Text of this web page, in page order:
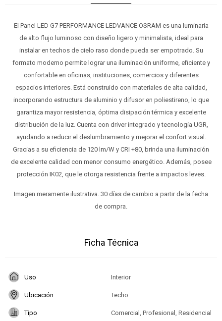
El Panel LED G7 PERFORMANCE LEDVANCE OSRAM es una luminaria
de alto flujo luminoso con diseño ligero y minimalista, ideal para
instalar en techos de cielo raso donde pueda ser empotrado. Su
formato moderno permite lograr una iluminación uniforme, eficiente y
confortable en oficinas, instituciones, comercios y diferentes
espacios interiores. Está construido con materiales de alta calidad,
incorporando estructura de aluminio y difusor en poliestireno, lo que
garantiza mayor resistencia, óptima disipación térmica y excelente
distribución de la luz. Cuenta con driver integrado y tecnología UGR,
ayudando a reducir el deslumbramiento y mejorar el confort visual.
Gracias a su eficiencia de 120 lm/W y CRI +80, brinda una iluminación
de excelente calidad con menor consumo energético. Además, posee
protección IK02, que le otorga resistencia frente a impactos leves.
Imagen meramente ilustrativa. 30 días de cambio a partir de la fecha
de compra.
Ficha Técnica
Uso Interior
Ubicación Techo
Tipo Comercial, Profesional, Residencial